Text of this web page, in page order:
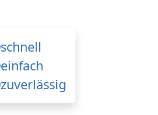
schnell
einfach
zuverlässig